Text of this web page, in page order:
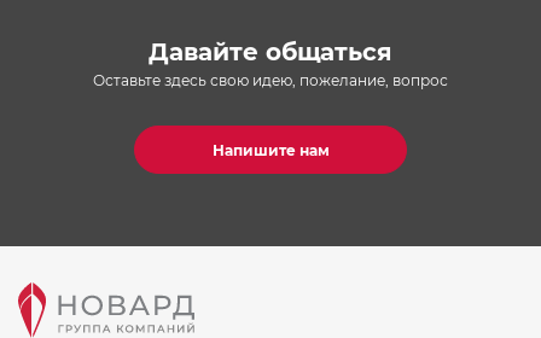
Давайте общаться
Оставьте здесь свою идею, пожелание, вопрос
Напишите нам